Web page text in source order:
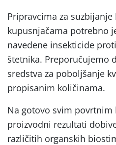
Pripravcima za
kupusnjačama potrebno
navedene insekticide
štetnika. Preporučujemo
sredstva za poboljšanje
propisanim količinama.
Na gotovo svim
proizvodni rezultati
različitih organskih